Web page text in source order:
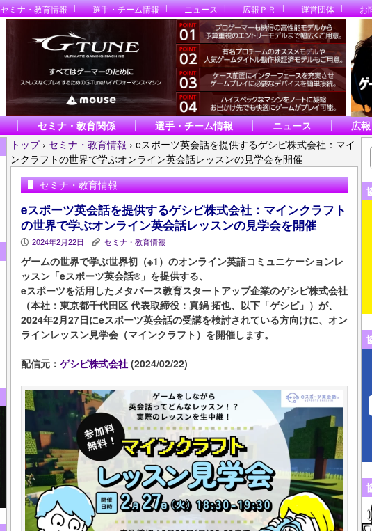
セミナ・教育情報 選手・チーム情報 ニュース 広報ＰＲ 運営団体 お
セミナ・教育関係 選手・チーム情報 ニュース 広
トップ › セミナ・教育情報 › eスポーツ英会話を提供するゲシピ株式会社：マイ
ンクラフトの世界で学ぶオンライン英会話レッスンの見学会を開催
セミナ・教育情報
eスポーツ英会話を提供するゲシピ株式会社：マインクラフト
の世界で学ぶオンライン英会話レッスンの見学会を開催
P 2024年2月22日 K セミナ・教育情報
ゲームの世界で学ぶ世界初（※1）のオンライン英語コミュニケーションレ
ッスン「eスポーツ英会話®︎」を提供する、
eスポーツを活用したメタバース教育スタートアップ企業のゲシピ株式会社
（本社：東京都千代田区 代表取締役：真鍋 拓也、以下「ゲシピ」）が、
2024年2月27日にeスポーツ英会話の受講を検討されている方向けに、オン
ラインレッスン見学会（マインクラフト）を開催します。
配信元： ゲシピ株式会社 (2024/02/22)